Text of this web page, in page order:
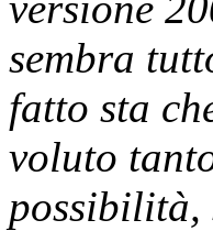
sembra
fatto sta
voluto